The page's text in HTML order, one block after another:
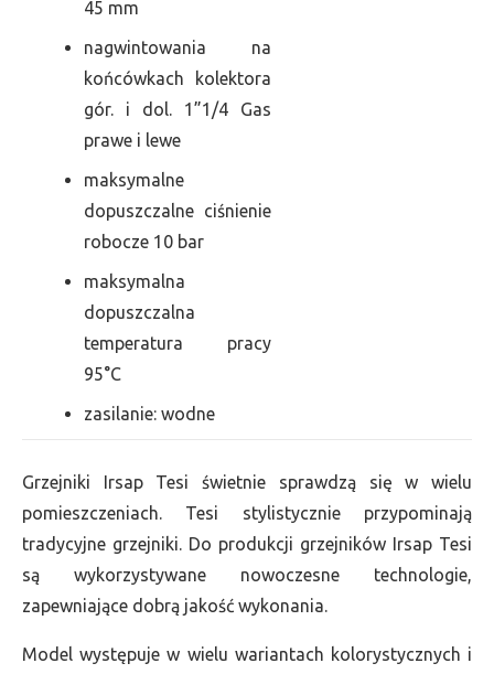
45 mm
nagwintowania na
końcówkach kolektora
gór. i dol. 1”1/4 Gas
prawe i lewe
maksymalne
dopuszczalne ciśnienie
robocze 10 bar
maksymalna
dopuszczalna
temperatura pracy
95°C
zasilanie: wodne
Grzejniki Irsap Tesi świetnie sprawdzą się w wielu
pomieszczeniach. Tesi stylistycznie przypominają
tradycyjne grzejniki. Do produkcji grzejników Irsap Tesi
są wykorzystywane nowoczesne technologie,
zapewniające dobrą jakość wykonania.
Model występuje w wielu wariantach kolorystycznych i